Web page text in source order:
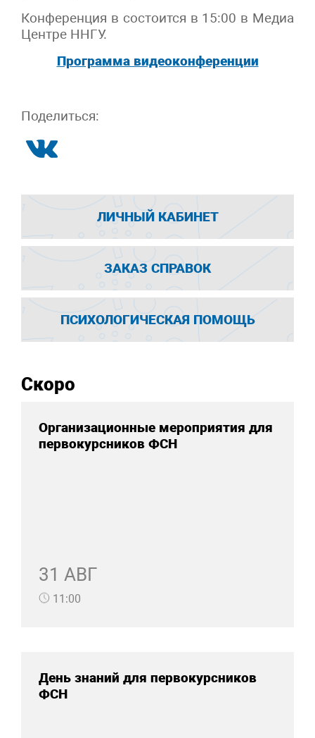
Конференция в состоится в 15:00 в Медиа
Центре ННГУ.
Программа видеоконференции
Поделиться:
ЛИЧНЫЙ КАБИНЕТ
ЗАКАЗ СПРАВОК
ПСИХОЛОГИЧЕСКАЯ ПОМОЩЬ
Скоро
Организационные мероприятия для
первокурсников ФСН
31 АВГ
11:00
День знаний для первокурсников
ФСН